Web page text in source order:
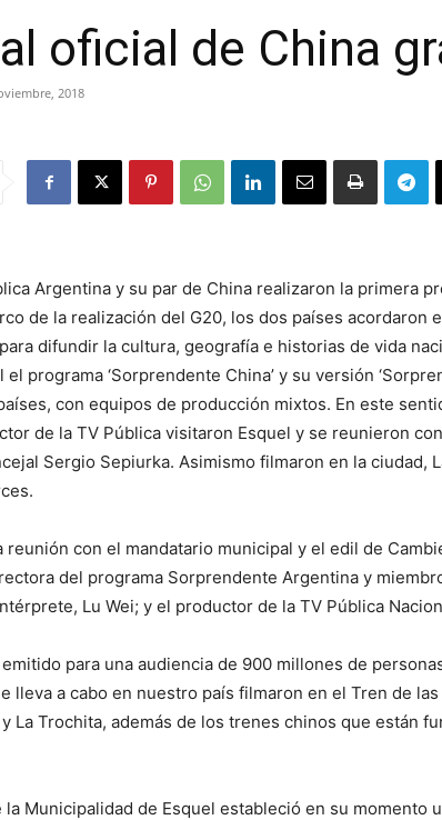
oficial de China
2018
Argentina y su par de China realizaron la primera
de la realización del G20, los dos países acordaron
difundir la cultura, geografía e historias de vida
programa ‘Sorprendente China’ y su versión
con equipos de producción mixtos. En este
de la TV Pública visitaron Esquel y se reunieron
Sergio Sepiurka. Asimismo filmaron en la ciudad,
reunión con el mandatario municipal y el edil de
del programa Sorprendente Argentina y
Lu Wei; y el productor de la TV Pública
para una audiencia de 900 millones de
lleva a cabo en nuestro país filmaron en el Tren de
La Trochita, además de los trenes chinos que están
la Municipalidad de Esquel estableció en su momento